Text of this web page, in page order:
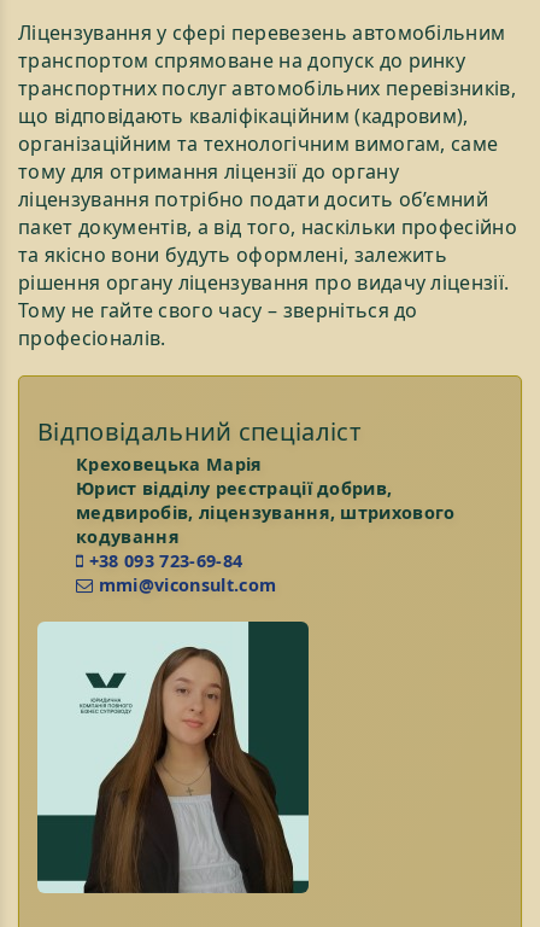
Ліцензування у сфері перевезень автомобільним
транспортом спрямоване на допуск до ринку
транспортних послуг автомобільних перевізників,
що відповідають кваліфікаційним (кадровим),
організаційним та технологічним вимогам, саме
тому для отримання ліцензії до органу
ліцензування потрібно подати досить об’ємний
пакет документів, а від того, наскільки професійно
та якісно вони будуть оформлені, залежить
рішення органу ліцензування про видачу ліцензії.
Тому не гайте свого часу – зверніться до
професіоналів.
Відповідальний спеціаліст
Креховецька Марія
Юрист відділу реєстрації добрив,
медвиробів, ліцензування, штрихового
кодування
+38 093 723-69-84
mmi@viconsult.com